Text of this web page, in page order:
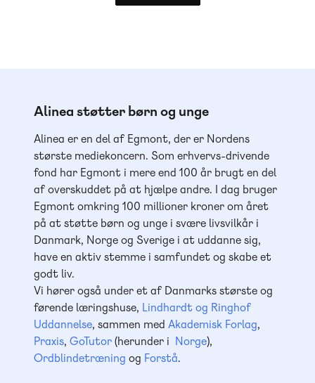
Alinea støtter børn og unge
Alinea er en del af Egmont, der er Nordens
største mediekoncern. Som erhvervs-drivende
fond har Egmont i mere end 100 år brugt en del
af overskuddet på at hjælpe andre. I dag bruger
Egmont omkring 100 millioner kroner om året
på at støtte børn og unge i svære livsvilkår i
Danmark, Norge og Sverige i at uddanne sig,
have en aktiv stemme i samfundet og skabe et
godt liv.
Vi hører også under et af Danmarks største og
førende læringshuse, Lindhardt og Ringhof
Uddannelse, sammen med Akademisk Forlag,
Praxis, GoTutor(herunder i Norge),
Ordblindetræning og Forstå.